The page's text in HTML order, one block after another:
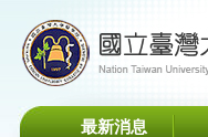
最新消息